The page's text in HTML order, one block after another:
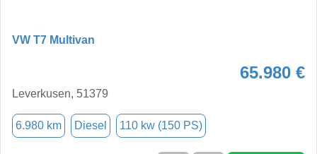
VW T7 Multivan
65.980 €
Leverkusen, 51379
6.980 km Diesel 110 kw (150 PS)